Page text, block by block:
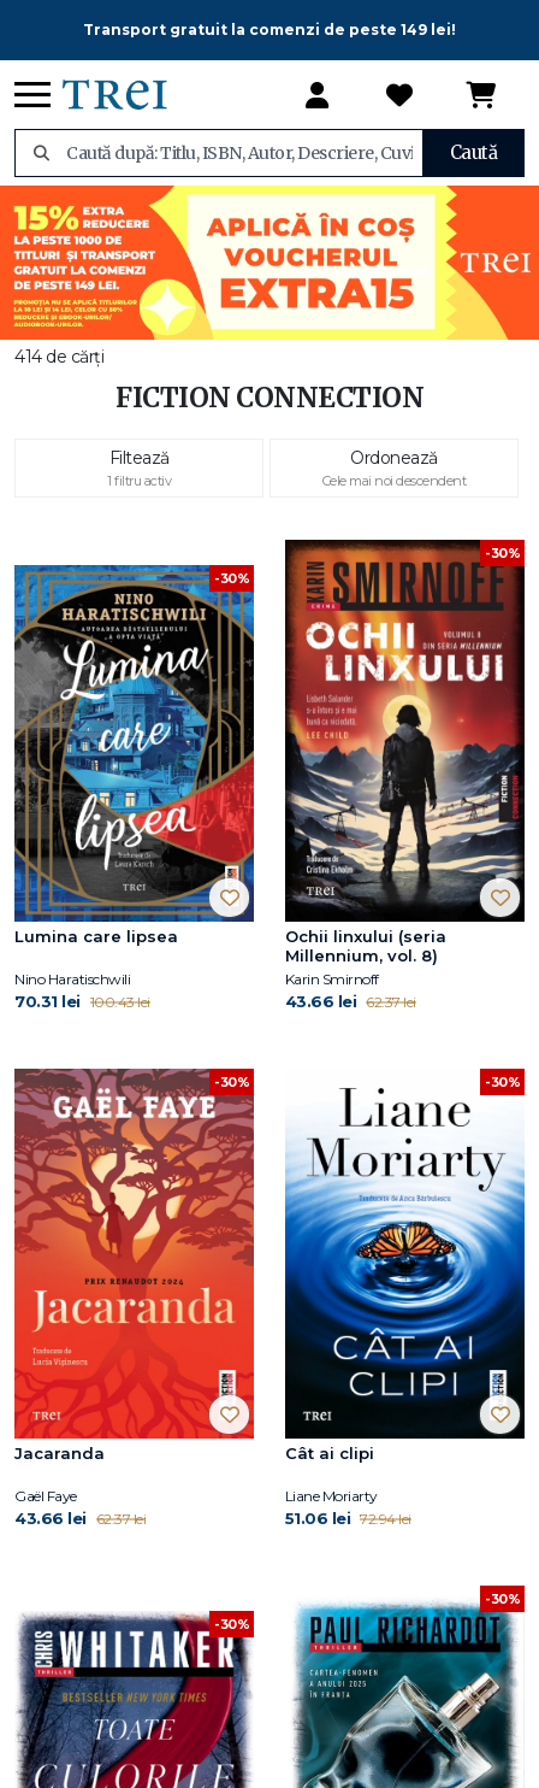
Transport gratuit la comenzi de peste 149 lei!
Caută
414 de cărți
FICTION CONNECTION
Filtează
1 filtru activ
Ordonează
Cele mai noi descendent
-30%
Lumina care lipsea
Nino Haratischwili
70.31 lei 100.43 lei
-30%
Ochii linxului (seria
Millennium, vol. 8)
Karin Smirnoff
43.66 lei 62.37 lei
-30%
Jacaranda
Gaël Faye
43.66 lei 62.37 lei
-30%
Cât ai clipi
Liane Moriarty
51.06 lei 72.94 lei
-30%
-30%